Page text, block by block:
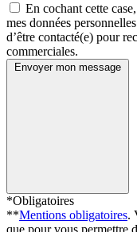
En cochant cette
mes données
d’être contacté(e) pour
commerciales.
Envoyer mon message
*Obligatoires
**Mentions obligatoires.
que pour vous permettre